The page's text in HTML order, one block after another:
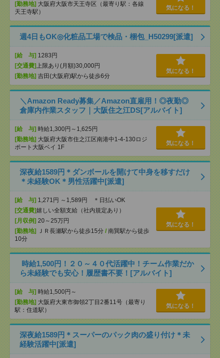
[勤務地] 大阪府大阪市天王寺区（最寄り駅：各線
天王寺駅）
気になる！
週4日もOK◎化粧品工場で検品・梱包_H50299[派遣]
[給 与] 1283円
[交通費] 上限あり(月額)30,000円
[勤務地] 吉田(大阪府)駅から徒歩6分
気になる！
＼Amazon Ready募集／Amazon直雇用！◎夜勤◎
倉庫内作業スタッフ｜大阪住之江DS[アルバイト]
[給 与] 時給1,300円～1,625円
[勤務地] 大阪府大阪市住之江区南港中1-4-130ロジ
ポート大阪ベイ 1F
気になる！
深夜給1589円＊ダンボールを開けて中身を移すだけ
＊未経験OK＊男性活躍中[派遣]
[給 与] 1,271円 ～1,589円 ＊日払いOK
[交通費]嬉しい全額支給（社内規定あり）
[月収例] 20～25万円
[勤務地]
ＪＲ長瀬駅から徒歩15分 / 南巽駅から徒歩
10分
気になる！
時給1,500円！２０～４０代活躍中！チーム作業だか
ら未経験でも安心！履歴書不要！[アルバイト]
[給 与] 時給1,500円～
[勤務地] 大阪府大東市御領2丁目2番11号（最寄り
駅：住道駅）
気になる！
深夜給1589円＊スーパーのパック肉の盛り付け＊未
経験活躍中[派遣]